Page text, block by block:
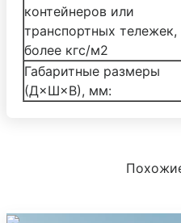
контейнеров или
транспортных тележек,
более кгс/м2
Габаритные размеры
(Д×Ш×В), мм: